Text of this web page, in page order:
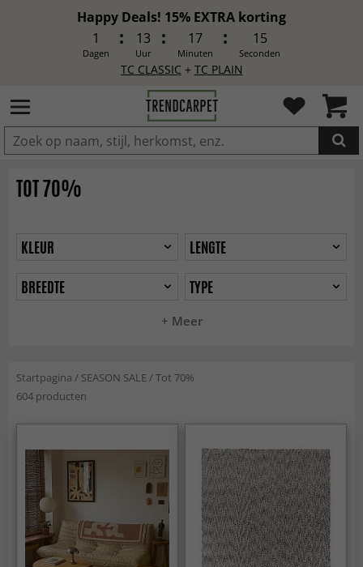
Happy Deals! 15% EXTRA korting
1
Dagen
13
Uur
17
Minuten
13
Seconden
TC CLASSIC + TC PLAIN
TOT 70%
+ Meer
KLEUR
LENGTE
BREEDTE
TYPE
Startpagina / SEASON SALE /Tot 70%
604 producten